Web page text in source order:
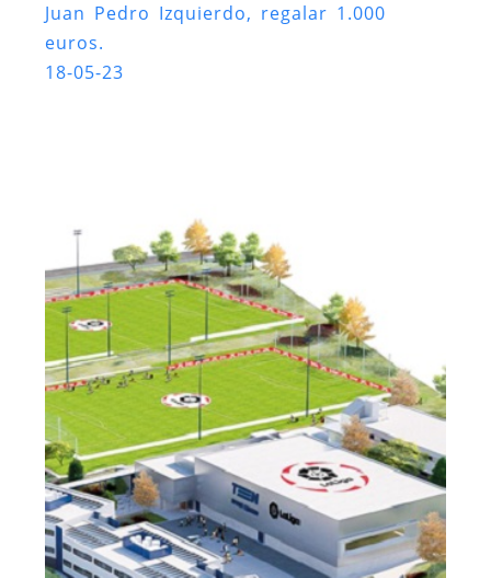
Juan Pedro Izquierdo, regalar 1.000
euros.
18-05-23